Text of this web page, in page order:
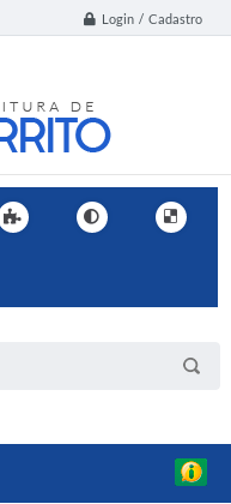
Login / Cadastro